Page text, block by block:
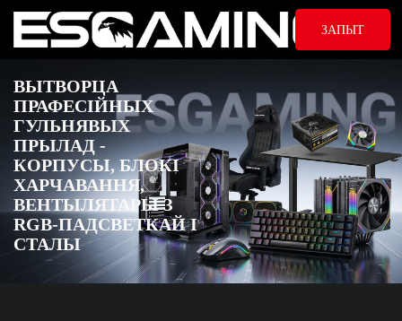
ЗАПЫТ
ВЫТВОРЦА
ПРАФЕСІЙНЫХ
ГУЛЬНЯВЫХ
ПРЫЛАД -
КОРПУСЫ, БЛОКІ
ХАРЧАВАННЯ,
ВЕНТЫЛЯТАРЫ З
RGB-ПАДСВЕТКАЙ І
СТАЛЫ